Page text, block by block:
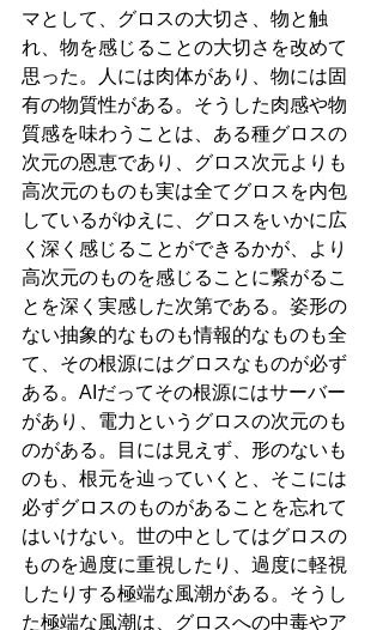
マとして、グロスの大切さ、物と触
れ、物を感じることの大切さを改めて
思った。人には肉体があり、物には固
有の物質性がある。そうした肉感や物
質感を味わうことは、ある種グロスの
次元の恩恵であり、グロス次元よりも
高次元のものも実は全てグロスを内包
しているがゆえに、グロスをいかに広
く深く感じることができるかが、より
高次元のものを感じることに繋がるこ
とを深く実感した次第である。姿形の
ない抽象的なものも情報的なものも全
て、その根源にはグロスなものが必ず
ある。AIだってその根源にはサーバー
があり、電力というグロスの次元のも
のがある。目には見えず、形のないも
のも、根元を辿っていくと、そこには
必ずグロスのものがあることを忘れて
はいけない。世の中としてはグロスの
ものを過度に重視したり、過度に軽視
したりする極端な風潮がある。そうし
た極端な風潮は、グロスへの中毒やア